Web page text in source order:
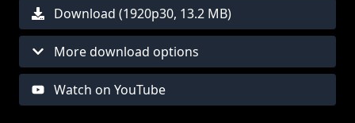
Download (1920p30, 13.2 MB)
More download options
Watch on YouTube